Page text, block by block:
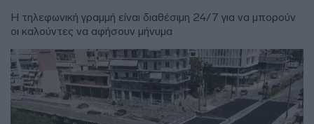
Η τηλεφωνική γραμμή είναι διαθέσιμη 24/7 για να μπορούν
οι καλούντες να αφήσουν μήνυμα